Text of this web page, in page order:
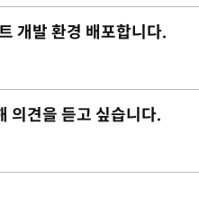
개발 환경 배포합니다.
의견을 듣고 싶습니다.